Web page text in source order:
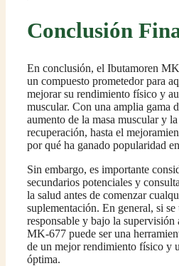
Conclusión
En conclusión, el Ibutamoren
un compuesto prometedor para
mejorar su rendimiento físico y
muscular. Con una amplia gama
aumento de la masa muscular y
recuperación, hasta el
por qué ha ganado popularidad
Sin embargo, es importante
secundarios potenciales y
la salud antes de comenzar
suplementación. En general, si
responsable y bajo la supervisión
MK-677 puede ser una
de un mejor rendimiento físico y
óptima.